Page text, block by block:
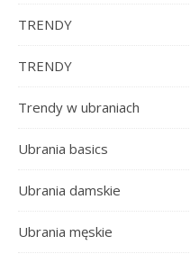
TRENDY
TRENDY
Trendy w ubraniach
Ubrania basics
Ubrania damskie
Ubrania męskie